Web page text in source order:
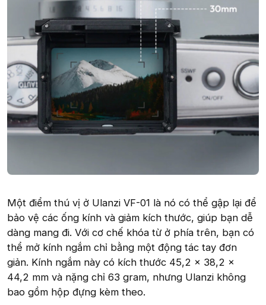
Một điểm thú vị ở Ulanzi VF-01 là nó có thể gập lại để
bảo vệ các ống kính và giảm kích thước, giúp bạn dễ
dàng mang đi. Với cơ chế khóa từ ở phía trên, bạn có
thể mở kính ngắm chỉ bằng một động tác tay đơn
giản. Kính ngắm này có kích thước 45,2 × 38,2 ×
44,2 mm và nặng chỉ 63 gram, nhưng Ulanzi không
bao gồm hộp đựng kèm theo.